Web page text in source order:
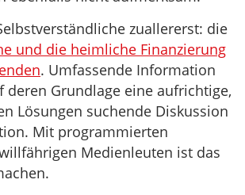
zuallererst: die
und die heimliche Finanzierung
. Umfassende Information
deren Grundlage eine aufrichtige,
Lösungen suchende Diskussion
Mit programmierten
Medienleuten ist das